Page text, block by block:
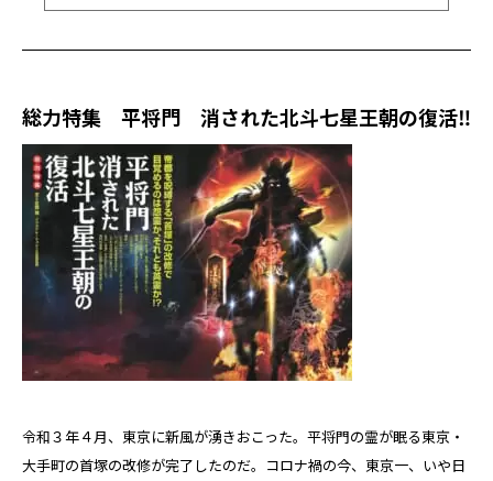
総力特集 平将門 消された北斗七星王朝の復活‼
令和３年４月、東京に新風が湧きおこった。平将門の霊が眠る東京・
大手町の首塚の改修が完了したのだ。コロナ禍の今、東京一、いや日